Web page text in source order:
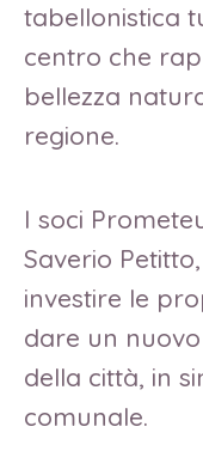
tabellonistica
centro che
bellezza
regione.
I soci
Saverio
investire le
dare un
della città, in
comunale.